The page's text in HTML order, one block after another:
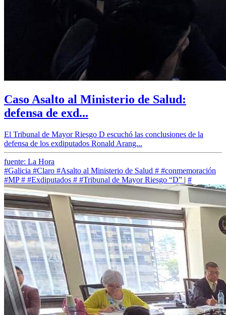
Caso Asalto al Ministerio de Salud:
defensa de exd...
El Tribunal de Mayor Riesgo D escuchó las conclusiones de la
defensa de los exdiputados Ronald Arang...
fuente: La Hora
#Galicia #Claro #Asalto al Ministerio de Salud # #conmemoración
#MP # #Exdiputados # #Tribunal de Mayor Riesgo “D” | #